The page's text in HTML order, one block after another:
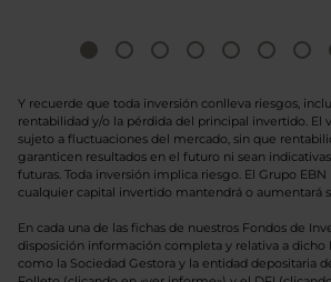
Y recuerde que toda inversión conlleva riesgos,
rentabilidad y/o la pérdida del principal invertido. El
sujeto a fluctuaciones del mercado, sin que
garanticen resultados en el futuro ni sean
futuras. Toda inversión implica riesgo. El Grupo
cualquier capital invertido mantendrá o aumentará
En cada una de las fichas de nuestros Fondos de
disposición información completa y relativa a dicho
como la Sociedad Gestora y la entidad depositaria